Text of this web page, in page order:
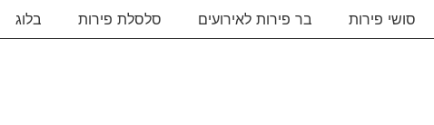
סושי פירות בר פירות לאירועים סלסלת פירות בלוג